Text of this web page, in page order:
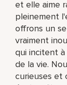
et elle aime
pleinement
offrons un
vraiment
qui incitent
de la vie.
curieuses et